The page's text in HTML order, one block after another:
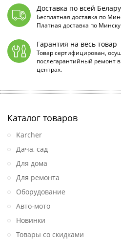
Доставка по всей
Бесплатная доставка по
Платная доставка по
Гарантия на весь товар
Товар сертифицирован,
послегарантийный ремонт
центрах.
Каталог товаров
Karcher
Дача, сад
Для дома
Для ремонта
Оборудование
Авто-мото
Новинки
Товары со скидками